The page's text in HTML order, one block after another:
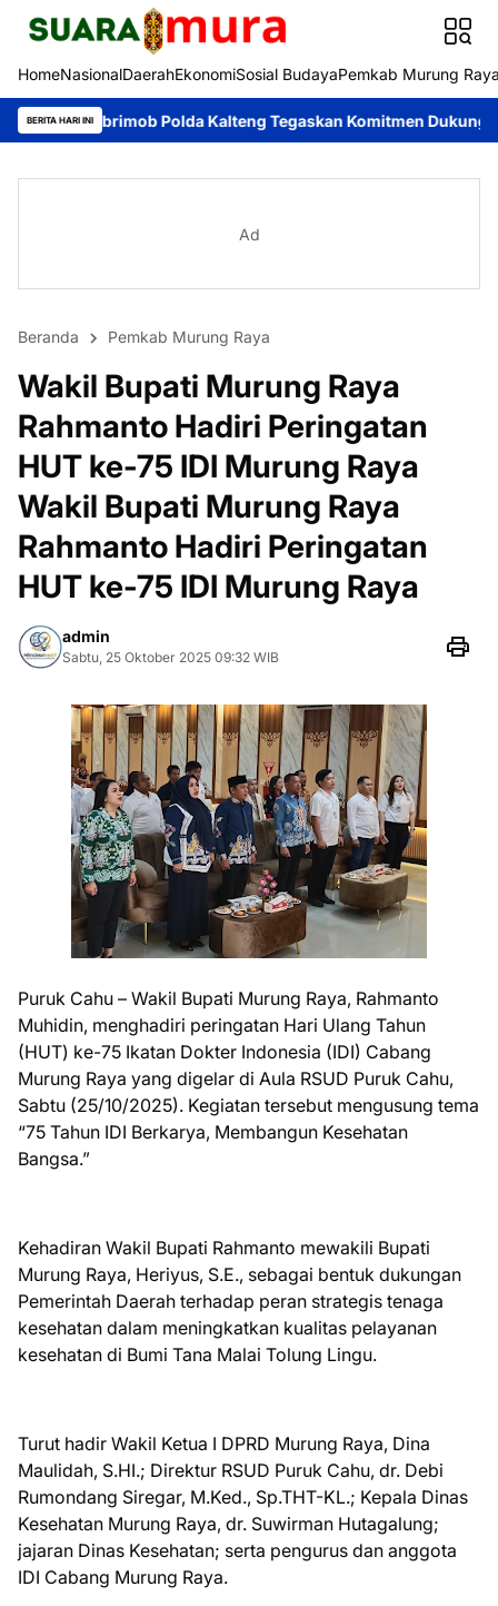
HomeNasionalDaerahEkonomiSosial BudayaPemkab Murung
BERITA HARI INI
Polda Kalteng Tegaskan Komitmen Dukung Pencegahan
Ad
Beranda Pemkab Murung Raya
Wakil Bupati Murung Raya
Rahmanto Hadiri Peringatan
HUT ke-75 IDI Murung Raya
Wakil Bupati Murung Raya
Rahmanto Hadiri Peringatan
HUT ke-75 IDI Murung Raya
admin
Sabtu, 25 Oktober 2025 09:32 WIB
Puruk Cahu – Wakil Bupati Murung Raya, Rahmanto
Muhidin, menghadiri peringatan Hari Ulang Tahun
(HUT) ke-75 Ikatan Dokter Indonesia (IDI) Cabang
Murung Raya yang digelar di Aula RSUD Puruk Cahu,
Sabtu (25/10/2025). Kegiatan tersebut mengusung tema
“75 Tahun IDI Berkarya, Membangun Kesehatan
Bangsa.”
Kehadiran Wakil Bupati Rahmanto mewakili Bupati
Murung Raya, Heriyus, S.E., sebagai bentuk dukungan
Pemerintah Daerah terhadap peran strategis tenaga
kesehatan dalam meningkatkan kualitas pelayanan
kesehatan di Bumi Tana Malai Tolung Lingu.
Turut hadir Wakil Ketua I DPRD Murung Raya, Dina
Maulidah, S.HI.; Direktur RSUD Puruk Cahu, dr. Debi
Rumondang Siregar, M.Ked., Sp.THT-KL.; Kepala Dinas
Kesehatan Murung Raya, dr. Suwirman Hutagalung;
jajaran Dinas Kesehatan; serta pengurus dan anggota
IDI Cabang Murung Raya.